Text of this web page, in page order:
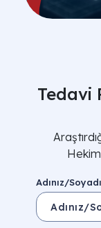
Tedavi
Adınız/